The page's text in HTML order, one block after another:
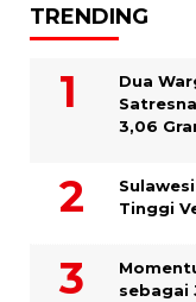
TRENDING
Dua
3,06
Tinggi
sebagai